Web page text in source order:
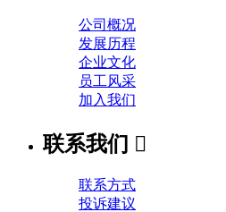
公司概况
发展历程
企业文化
员工风采
加入我们
联系我们 
联系方式
投诉建议